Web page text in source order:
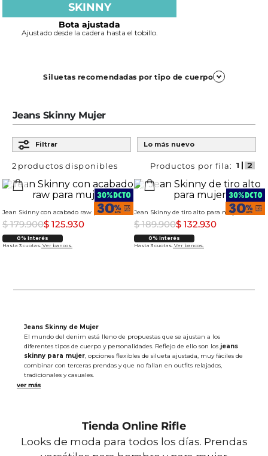
SKINNY
Bota ajustada
Ajustado desde la cadera hasta el tobillo.
Siluetas recomendadas por tipo de cuerpo
Jegging, Skinny, Magic Up y Magic Up + flare
Resaltan la forma natural del cuerpo. Los de tiro alto
Jeans Skinny Mujer
Filtrar
Lo más nuevo
2 productos
Jean Skinny con acabado raw para mujer
$ 179.900$ 125.930
0% Interés
Hasta 3 cuotas. Ver bancos.
Jean Skinny de tiro alto para mujer
$ 189.900$ 132.930
0% Interés
Hasta 3 cuotas. Ver bancos.
Jeans Skinny de Mujer
El mundo del denim está lleno de propuestas que se ajustan a los
diferentes tipos de cuerpo y personalidades. Reflejo de ello son los jeans
skinny para mujer, opciones flexibles de silueta ajustada, muy fáciles de
combinar con terceras prendas y que no fallan en outfits relajados,
tradicionales y casuales.
Estos esenciales nunca pasan de moda y cada temporada se revientan
Aquí, llevamos nuestros diseños al siguiente nivel, adicionando efectos de
lavado y deslavado, que destacan por ese toque clásico e icónico; al igual
que acabados modernos como costuras tono a tono e iluminaciones
Tienda Online Rifle
Looks de moda para todos los días. Prendas